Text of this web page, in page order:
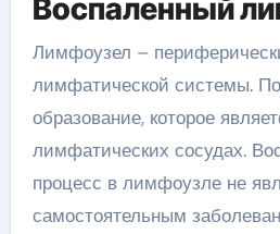
Воспаленный
Лимфоузел –
лимфатической системы.
образование, которое
лимфатических сосудах.
процесс в лимфоузле не
самостоятельным